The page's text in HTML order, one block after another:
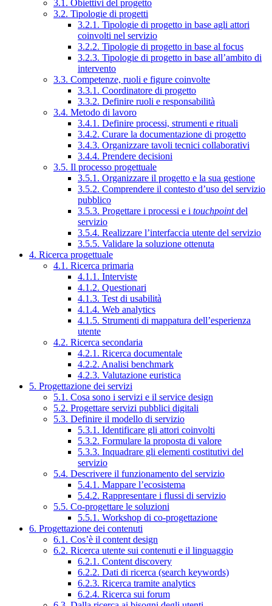
3.1. Obiettivi del progetto
3.2. Tipologie di progetti
3.2.1. Tipologie di progetto in base agli attori
coinvolti nel servizio
3.2.2. Tipologie di progetto in base al focus
3.2.3. Tipologie di progetto in base all’ambito di
intervento
3.3. Competenze, ruoli e figure coinvolte
3.3.1. Coordinatore di progetto
3.3.2. Definire ruoli e responsabilità
3.4. Metodo di lavoro
3.4.1. Definire processi, strumenti e rituali
3.4.2. Curare la documentazione di progetto
3.4.3. Organizzare tavoli tecnici collaborativi
3.4.4. Prendere decisioni
3.5. Il processo progettuale
3.5.1. Organizzare il progetto e la sua gestione
3.5.2. Comprendere il contesto d’uso del servizio
pubblico
3.5.3. Progettare i processi e i touchpointdel
servizio
3.5.4. Realizzare l’interfaccia utente del servizio
3.5.5. Validare la soluzione ottenuta
4. Ricerca progettuale
4.1. Ricerca primaria
4.1.1. Interviste
4.1.2. Questionari
4.1.3. Test di usabilità
4.1.4. Web analytics
4.1.5. Strumenti di mappatura dell’esperienza
utente
4.2. Ricerca secondaria
4.2.1. Ricerca documentale
4.2.2. Analisi benchmark
4.2.3. Valutazione euristica
5. Progettazione dei servizi
5.1. Cosa sono i servizi e il service design
5.2. Progettare servizi pubblici digitali
5.3. Definire il modello di servizio
5.3.1. Identificare gli attori coinvolti
5.3.2. Formulare la proposta di valore
5.3.3. Inquadrare gli elementi costitutivi del
servizio
5.4. Descrivere il funzionamento del servizio
5.4.1. Mappare l’ecosistema
5.4.2. Rappresentare i flussi di servizio
5.5. Co-progettare le soluzioni
5.5.1. Workshop di co-progettazione
6. Progettazione dei contenuti
6.1. Cos’è il content design
6.2. Ricerca utente sui contenuti e il linguaggio
6.2.1. Content discovery
6.2.2. Dati di ricerca (search keywords)
6.2.3. Ricerca tramite analytics
6.2.4. Ricerca sui forum